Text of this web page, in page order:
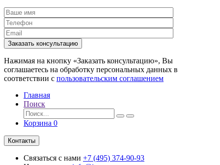
Заказать консультацию
Нажимая на кнопку «Заказать консультацию», Вы
соглашаетесь на обработку персональных данных в
соответствии с пользовательским соглашением
Главная
Поиск
Корзина 0
Контакты
Связаться с нами +7 (495) 374-90-93